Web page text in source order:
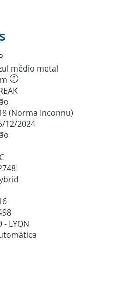
médio metal
?
(Norma Inconnu)
12/2024
- LYON